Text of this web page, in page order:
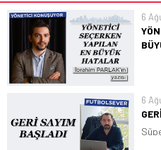
6
6